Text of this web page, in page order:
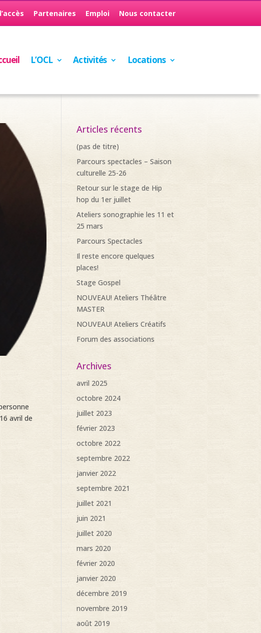
Partenaires Emploi Nous contacter
L’OCL Activités Locations
avril de
Articles récents
(pas de titre)
Parcours spectacles – Saison
culturelle 25-26
Retour sur le stage de Hip
hop du 1er juillet
Ateliers sonographie les 11 et
25 mars
Parcours Spectacles
Il reste encore quelques
places!
Stage Gospel
NOUVEAU! Ateliers Théâtre
MASTER
NOUVEAU! Ateliers Créatifs
Forum des associations
Archives
avril 2025
octobre 2024
juillet 2023
février 2023
octobre 2022
septembre 2022
janvier 2022
septembre 2021
juillet 2021
juin 2021
juillet 2020
mars 2020
février 2020
janvier 2020
décembre 2019
novembre 2019
août 2019